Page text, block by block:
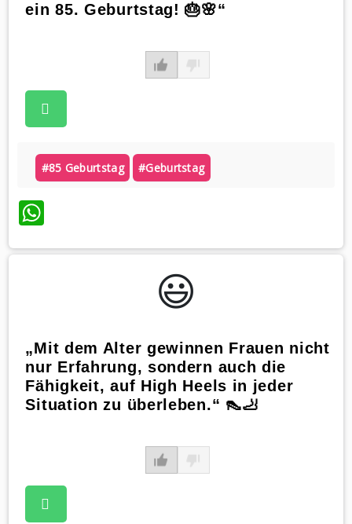
ein 85. Geburtstag! 🎂🌸“
#85 Geburtstag #geburtstag
WhatsApp
😃️
„Mit dem Alter gewinnen Frauen nicht
nur Erfahrung, sondern auch die
Fähigkeit, auf High Heels in jeder
Situation zu überleben.“ 👠🦶